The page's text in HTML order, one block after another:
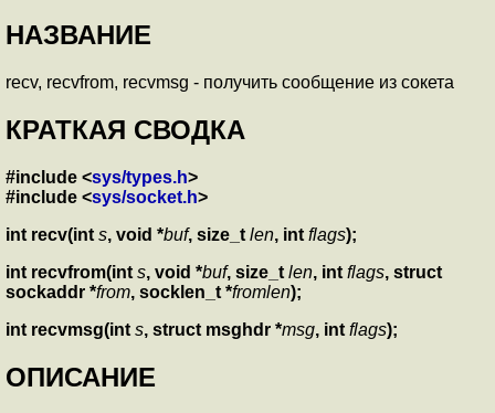
НАЗВАНИЕ
recv, recvfrom, recvmsg - получить сообщение из сокета
КРАТКАЯ СВОДКА
#include <sys/types.h>
#include <sys/socket.h>
int recv(int s, void *buf, size_t len, int flags);
int recvfrom(int s, void *buf, size_t len, int flags, struct
sockaddr *from, socklen_t *fromlen);
int recvmsg(int s, struct msghdr *msg, int flags);
ОПИСАНИЕ